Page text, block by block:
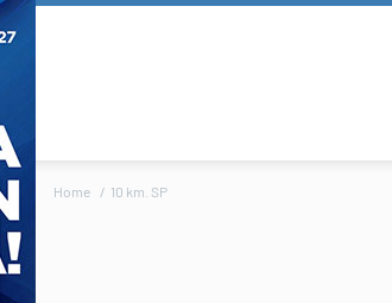
Home 10 km. SP